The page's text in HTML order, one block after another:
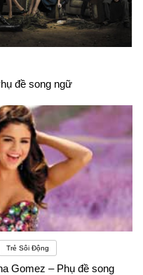
đề song ngữ
Trẻ Sôi Động
Gomez – Phụ đề song